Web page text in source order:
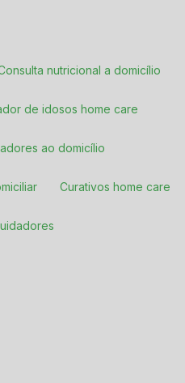
Consulta nutricional a domicílio
de idosos home care
ao domicílio
Curativos home care